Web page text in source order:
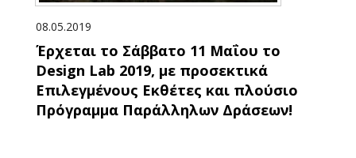
08.05.2019
Έρχεται το Σάββατο 11 Μαΐου το
Design Lab 2019, με προσεκτικά
Επιλεγμένους Εκθέτες και πλούσιο
Πρόγραμμα Παράλληλων Δράσεων!